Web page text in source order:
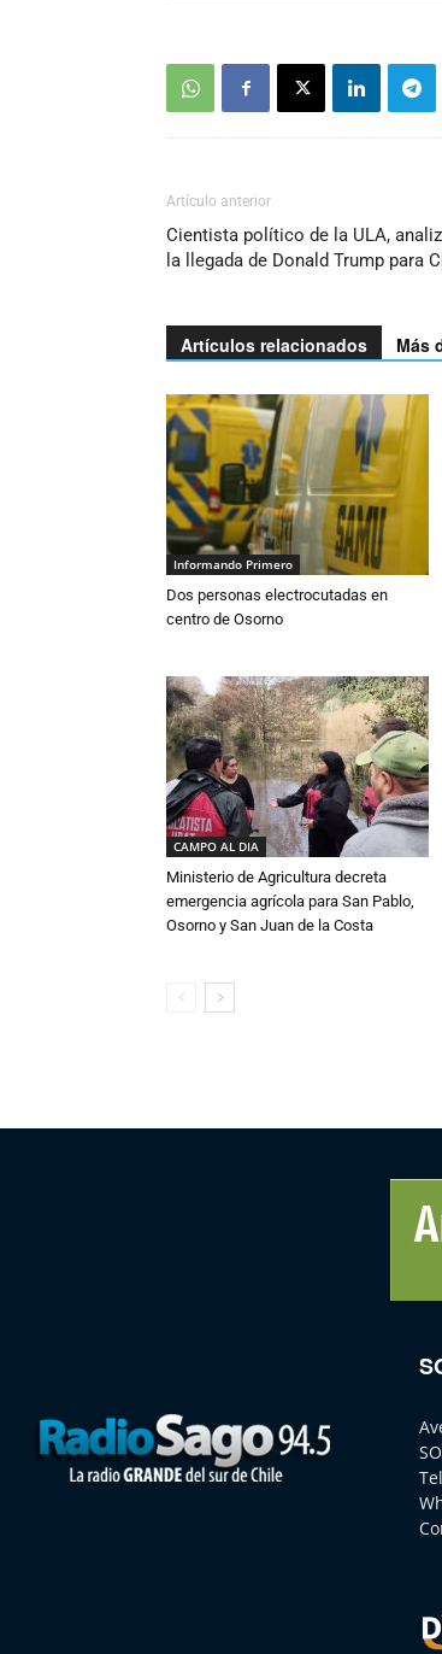
Artículo anterior
Cientista político de la ULA,
la llegada de Donald Trump para
Artículos relacionados Más
Informando Primero
Dos personas electrocutadas en
centro de Osorno
CAMPO AL DIA
Ministerio de Agricultura decreta
emergencia agrícola para San Pablo,
Osorno y San Juan de la Costa